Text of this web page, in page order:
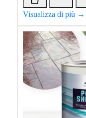
Visualizza di più →